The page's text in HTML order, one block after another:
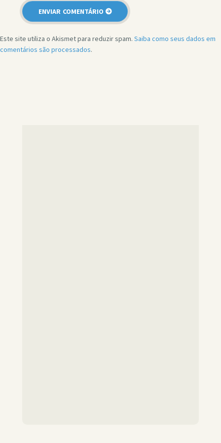
Este site utiliza o Akismet para reduzir spam. Saiba como seus dados em
comentários são processados.